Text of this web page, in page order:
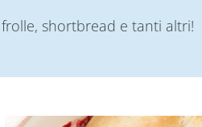
shortbread e tanti altri!